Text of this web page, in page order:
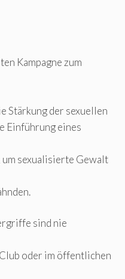
Kampagne zum
Stärkung der sexuellen
Einführung eines
sexualisierte Gewalt
sind nie
oder im öffentlichen